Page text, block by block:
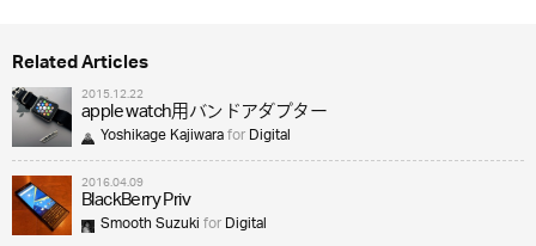
Related Articles
2015.12.22
apple watch用バンドアダプター
Yoshikage KajiwaraforDigital
2016.04.09
BlackBerry Priv
Smooth SuzukiforDigital